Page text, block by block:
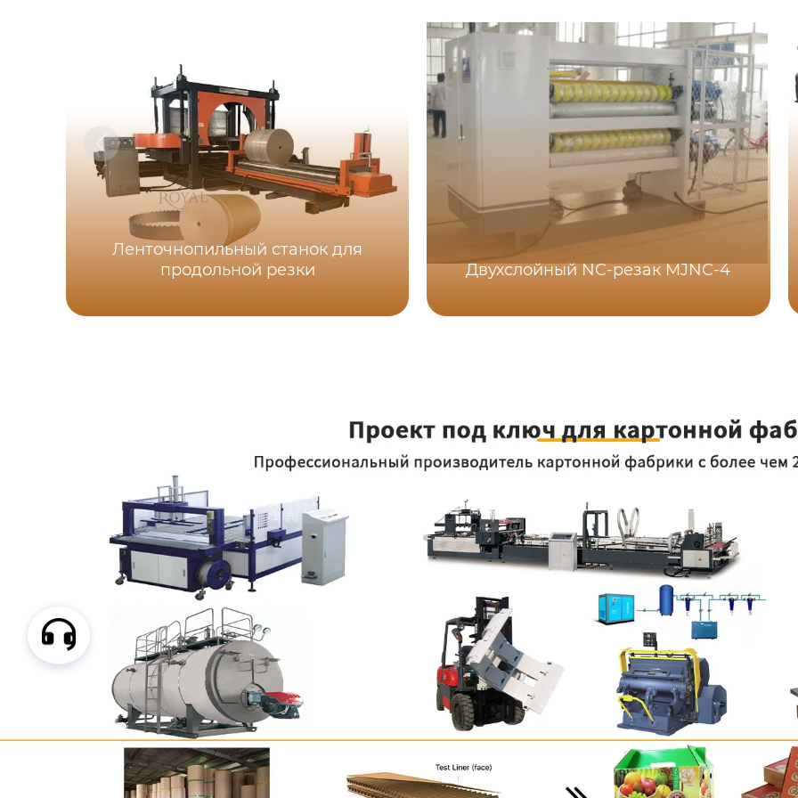
Ленточнопильный станок для
продольной резки
Двухслойный NC-резак MJNC-4